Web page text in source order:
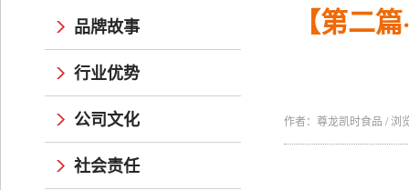
【第二
作者：尊龙凯时食品 /
品牌故事
行业优势
公司文化
社会责任